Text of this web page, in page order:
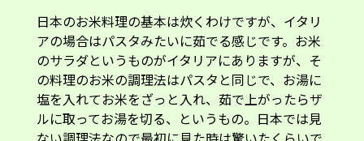
日本のお米料理の基本は炊くわけですが、イタリ
アの場合はパスタみたいに茹でる感じです。お米
のサラダというものがイタリアにありますが、そ
の料理のお米の調理法はパスタと同じで、お湯に
塩を入れてお米をざっと入れ、茹で上がったらザ
ルに取ってお湯を切る、というもの。日本では見